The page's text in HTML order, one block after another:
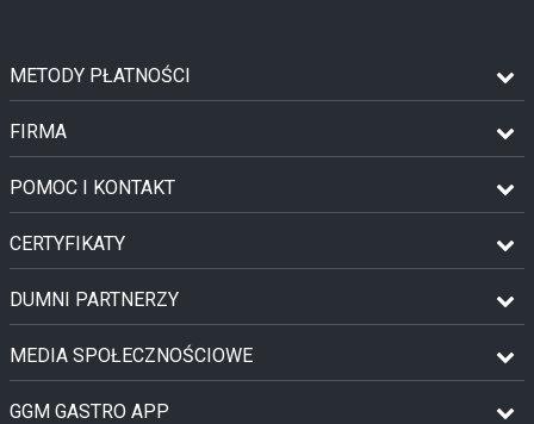
METODY PŁATNOŚCI
FIRMA
POMOC I KONTAKT
CERTYFIKATY
DUMNI PARTNERZY
MEDIA SPOŁECZNOŚCIOWE
GGM GASTRO APP